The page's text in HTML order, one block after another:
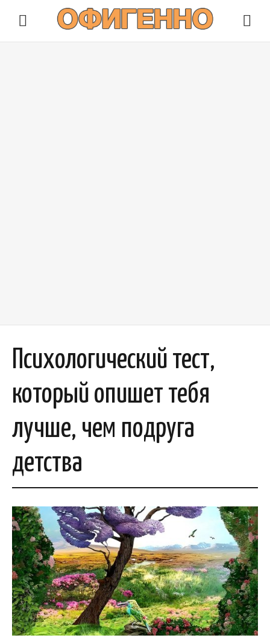
Психологический тест,
который опишет тебя
лучше, чем подруга
детства